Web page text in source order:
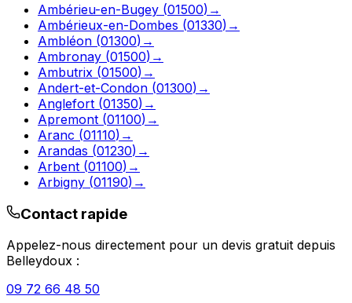
Ambérieu-en-Bugey (01500) →
Ambérieux-en-Dombes (01330) →
Ambléon (01300) →
Ambronay (01500) →
Ambutrix (01500) →
Andert-et-Condon (01300) →
Anglefort (01350) →
Apremont (01100) →
Aranc (01110) →
Arandas (01230) →
Arbent (01100) →
Arbigny (01190) →
Contact rapide
Appelez-nous directement pour un devis gratuit depuis
Belleydoux :
09 72 66 48 50